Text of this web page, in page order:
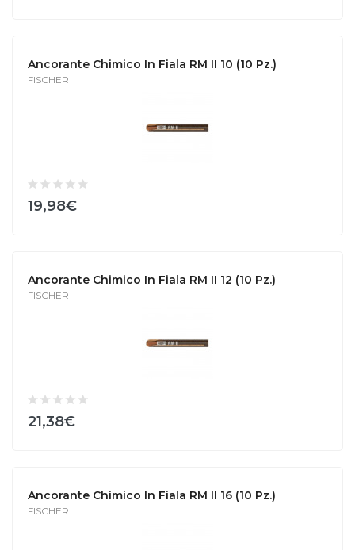
Ancorante Chimico In Fiala RM II 10 (10 Pz.)
FISCHER
19,98€
Ancorante Chimico In Fiala RM II 12 (10 Pz.)
FISCHER
21,38€
Ancorante Chimico In Fiala RM II 16 (10 Pz.)
FISCHER